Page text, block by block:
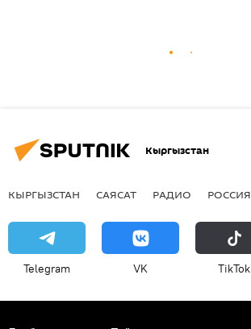
Кыргызстан
КЫРГЫЗСТАН САЯСАТ РАДИО РОССИЯ
Telegram VK ТikТоk